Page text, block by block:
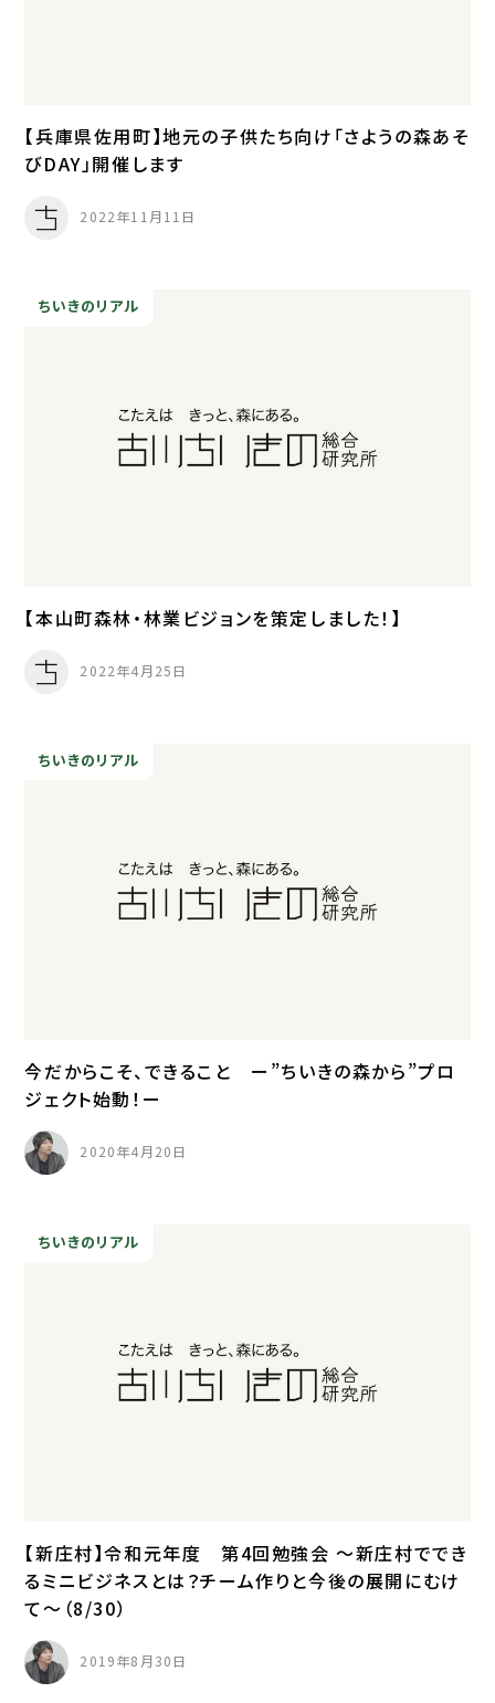
【兵庫県佐用町】地元の子供たち向け「さようの森あそ
びDAY」開催します
2022年11月11日
ちいきのリアル
【本山町森林・林業ビジョンを策定しました！】
2022年4月25日
ちいきのリアル
今だからこそ、できること ー”ちいきの森から”プロ
ジェクト始動！ー
2020年4月20日
ちいきのリアル
【新庄村】令和元年度 第4回勉強会 ～新庄村ででき
るミニビジネスとは？チーム作りと今後の展開にむけ
て～（8/30）
2019年8月30日